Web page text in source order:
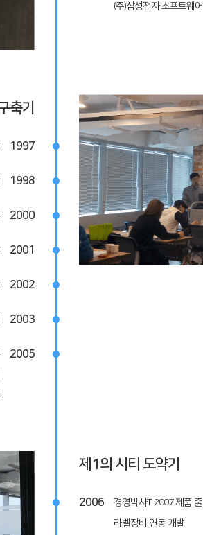
(주)삼성전자 소프트웨
축기
1997
1998
2000
2001
2002
2003
2005
제1의 시티 도약기
2006
경영박사T 2007 제품 출
라벨장비 연동 개발